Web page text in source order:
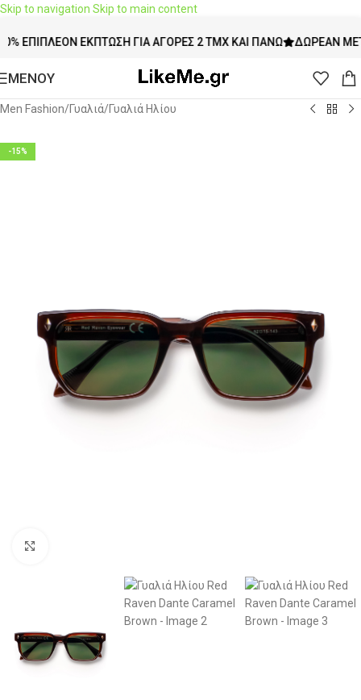
Skip to navigation Skip to main content
ΈΚΠΤΩΣΗ ΓΙΑ ΑΓΟΡΈΣ 2 ΤΜΧ ΚΑΙ ΠΆΝΩ ΔΩΡΕΆΝ
ΜΕΝΟΥ
Men Fashion/Γυαλιά/Γυαλιά Ηλίου
-15%